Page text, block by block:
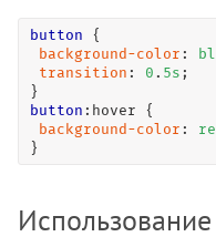
button {
background-color :
transition : 0 . 5s ;
button :hover {
background-color :
}